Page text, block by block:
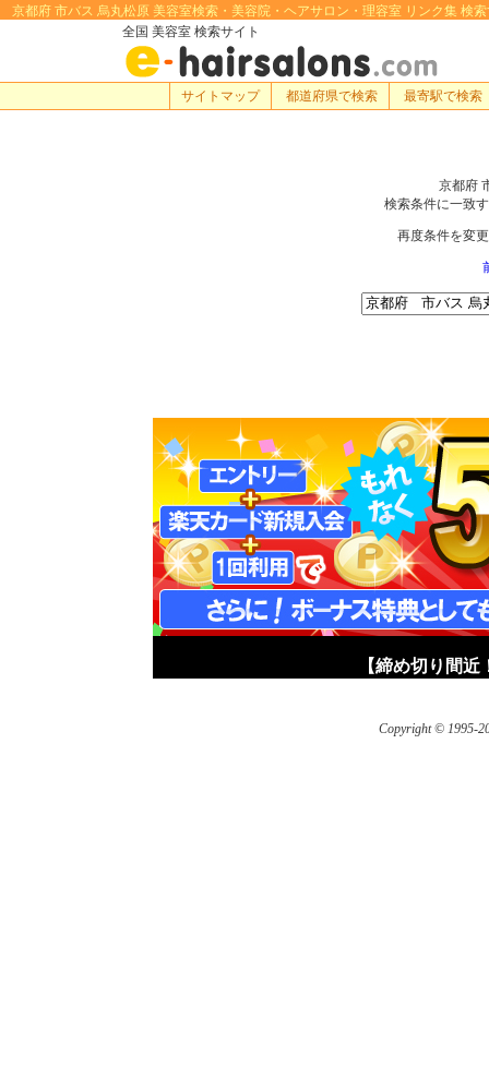
京都府 市バス 烏丸松原 美容室検索・美容院・ヘアサロン・理容室 リンク集 検
全国 美容室 検索サイト
サイトマップ 都道府県で検索 最寄駅で検索
京都府
検索条件に一致
再度条件を変
【締め切り間
Copyright © 1995-